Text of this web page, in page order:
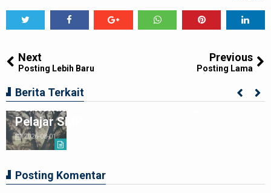
Next
Posting Lebih Baru
Previous
Posting Lama
Berita Terkait
Ciptakan Generasi Muda Tertib
Berkendara,Satlantas Polre Langkat Bekali
Pelajar SMP
2026-08-01
Posting Komentar